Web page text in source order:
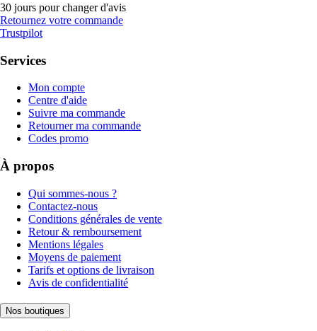
30 jours pour changer d'avis
Retournez votre commande
Trustpilot
Services
Mon compte
Centre d'aide
Suivre ma commande
Retourner ma commande
Codes promo
À propos
Qui sommes-nous ?
Contactez-nous
Conditions générales de vente
Retour & remboursement
Mentions légales
Moyens de paiement
Tarifs et options de livraison
Avis de confidentialité
Nos boutiques